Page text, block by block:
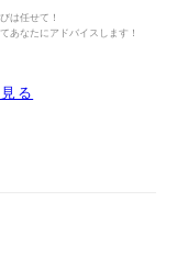
は任せて！
あなたにアドバイスします！
る